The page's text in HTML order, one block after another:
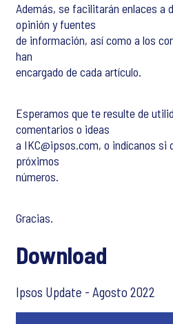
Además, se facilitarán enlaces a
opinión y fuentes
de información, así como a los
han
encargado de cada artículo.
Esperamos que te resulte de
comentarios o ideas
a IKC@ipsos.com, o indícanos si
próximos
números.
Gracias.
Download
Ipsos Update - Agosto 2022